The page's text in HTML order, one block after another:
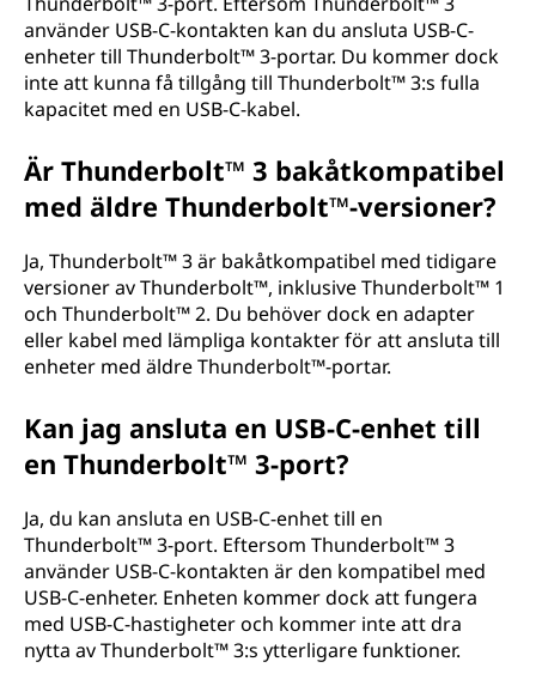
använder USB-C-kontakten kan du ansluta USB-C-
enheter till Thunderbolt™ 3-portar. Du kommer dock
inte att kunna få tillgång till Thunderbolt™ 3:s fulla
kapacitet med en USB-C-kabel.
Är Thunderbolt™ 3 bakåtkompatibel
med äldre Thunderbolt™-versioner?
Ja, Thunderbolt™ 3 är bakåtkompatibel med tidigare
versioner av Thunderbolt™, inklusive Thunderbolt™ 1
och Thunderbolt™ 2. Du behöver dock en adapter
eller kabel med lämpliga kontakter för att ansluta till
enheter med äldre Thunderbolt™-portar.
Kan jag ansluta en USB-C-enhet till
en Thunderbolt™ 3-port?
Ja, du kan ansluta en USB-C-enhet till en
Thunderbolt™ 3-port. Eftersom Thunderbolt™ 3
använder USB-C-kontakten är den kompatibel med
USB-C-enheter. Enheten kommer dock att fungera
med USB-C-hastigheter och kommer inte att dra
nytta av Thunderbolt™ 3:s ytterligare funktioner.